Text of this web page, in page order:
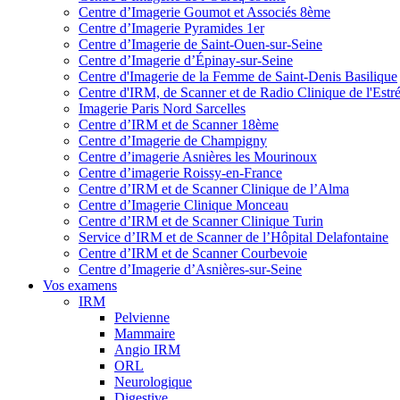
Centre d’Imagerie Goumot et Associés 8ème
Centre d’Imagerie Pyramides 1er
Centre d’Imagerie de Saint-Ouen-sur-Seine
Centre d’Imagerie d’Épinay-sur-Seine
Centre d'Imagerie de la Femme de Saint-Denis Basilique
Centre d'IRM, de Scanner et de Radio Clinique de
Imagerie Paris Nord Sarcelles
Centre d’IRM et de Scanner 18ème
Centre d’Imagerie de Champigny
Centre d’imagerie Asnières les Mourinoux
Centre d’imagerie Roissy-en-France
Centre d’IRM et de Scanner Clinique de l’Alma
Centre d’Imagerie Clinique Monceau
Centre d’IRM et de Scanner Clinique Turin
Service d’IRM et de Scanner de l’Hôpital Delafontaine
Centre d’IRM et de Scanner Courbevoie
Centre d’Imagerie d’Asnières-sur-Seine
Vos examens
IRM
Pelvienne
Mammaire
Angio IRM
ORL
Neurologique